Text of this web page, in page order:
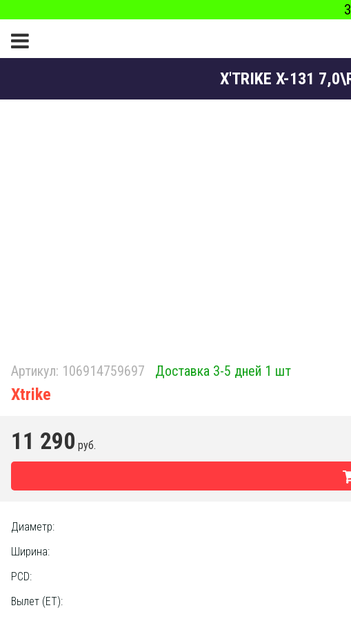
X'TRIKE X-131
Артикул: 106914759697 Доставка 3-5 дней 1 шт
Xtrike
11 290 руб.
Диаметр:
Ширина:
PCD:
Вылет (ET):